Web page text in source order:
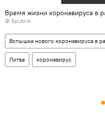
Время жизни коронавируса в
© Sputnik
Вспышка нового коронавируса в
Литва коронавирус